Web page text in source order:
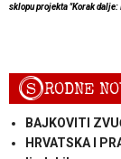
sklopu projekta "Korak
SRODNE
BAJKOVITI
HRVATSKA I